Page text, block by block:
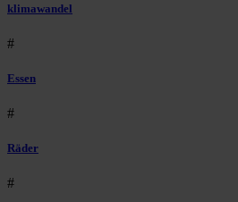
klimawandel
#
Essen
#
Räder
#